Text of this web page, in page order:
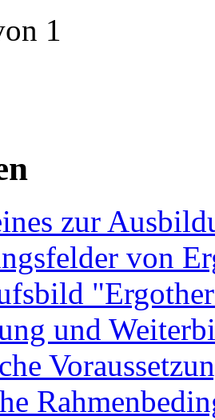
1
zur
von
und